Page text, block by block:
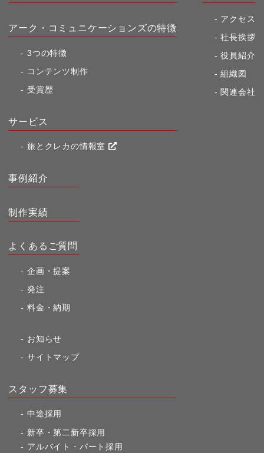
アーク・コミュニケーションズの特徴
3つの特徴
コンテンツ制作
受賞歴
サービス
旅とクレカの情報室
アクセス
社長挨拶
役員紹介
組織図
関連会社
事例紹介
制作実績
よくあるご質問
企画・提案
発注
料金・納期
お知らせ
サイトマップ
スタッフ募集
中途採用
新卒・第二新卒採用
アルバイト・パート採用